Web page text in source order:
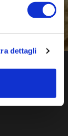
dettagli